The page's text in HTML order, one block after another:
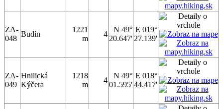
ZA-
048
Budín
1221
m
4
N 49°
20.647'
E 019°
27.139'
ZA-
049
Hnilická
Kýčera
1218
m
4
N 49°
01.595'
E 018°
44.417'